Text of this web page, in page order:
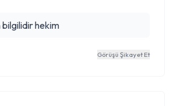
bilgilidir hekim
Görüşü Şikayet Et